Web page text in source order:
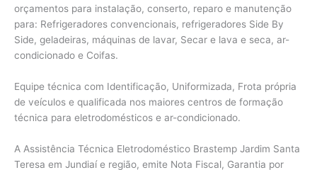
orçamentos para instalação, conserto, reparo e manutenção
para: Refrigeradores convencionais, refrigeradores Side By
Side, geladeiras, máquinas de lavar, Secar e lava e seca, ar-
condicionado e Coifas.
Equipe técnica com Identificação, Uniformizada, Frota própria
de veículos e qualificada nos maiores centros de formação
técnica para eletrodomésticos e ar-condicionado.
A Assistência Técnica Eletrodoméstico Brastemp Jardim Santa
Teresa em Jundiaí e região, emite Nota Fiscal, Garantia por